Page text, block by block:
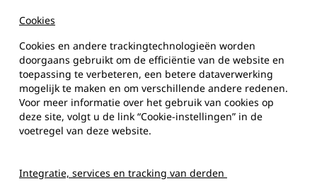
Cookies
Cookies en andere trackingtechnologieën worden
doorgaans gebruikt om de efficiëntie van de website en
toepassing te verbeteren, een betere dataverwerking
mogelijk te maken en om verschillende andere redenen.
Voor meer informatie over het gebruik van cookies op
deze site, volgt u de link “Cookie-instellingen” in de
voetregel van deze website.
Integratie, services en tracking van derden